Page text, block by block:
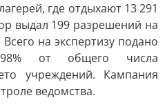
где отдыхают 13 291
выдал 199 разрешений на
на экспертизу подано
от общего числа
учреждений. Кампания
ведомства.